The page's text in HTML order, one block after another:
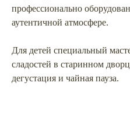
профессионально
аутентичной атмосфере.
Для детей специальный
сладостей в старинном
дегустация и чайная пауза.